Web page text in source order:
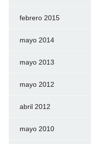
febrero 2015
mayo 2014
mayo 2013
mayo 2012
abril 2012
mayo 2010